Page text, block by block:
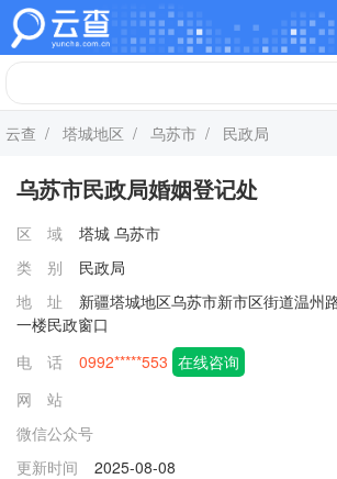
云查 / 塔城地区 / 乌苏市 / 民政局
乌苏市民政局婚姻登记处
区 域 塔城 乌苏市
类 别
民政局
地 址
新疆塔城地区乌苏市新市区街道温州
一楼民政窗口
电 话
0992*****553 在线咨询
网 站
微信公众号
更新时间
2025-08-08